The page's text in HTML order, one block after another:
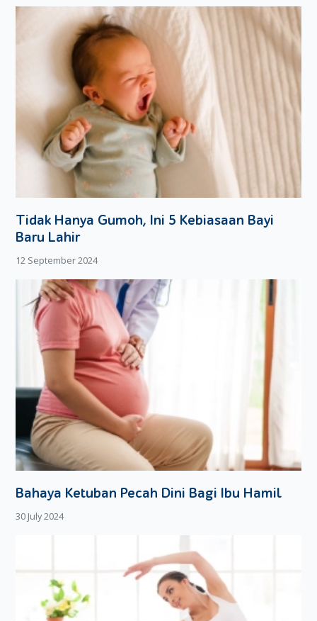
membentuk persegi panjang
Setelah itu, irislah dua bagian lembaran nori dan diiris
kembali menjadi bentuk segitiga.
Sandwich sushi alpukat siap disantap
Sandwich sushi alpukat ini sangat cocok sebagai bekal lezat
dan bergizi buat si kecil ya Moms.
Tidak Hanya Gumoh, Ini 5 Kebiasaan Bayi
Baru Lahir
12 September 2024
Bahaya Ketuban Pecah Dini Bagi Ibu Hamil
30 July 2024